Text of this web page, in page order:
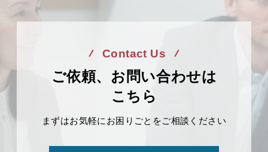
Contact Us
ご依頼、お問い合わせは
こちら
まずはお気軽にお困りごとをご相談ください